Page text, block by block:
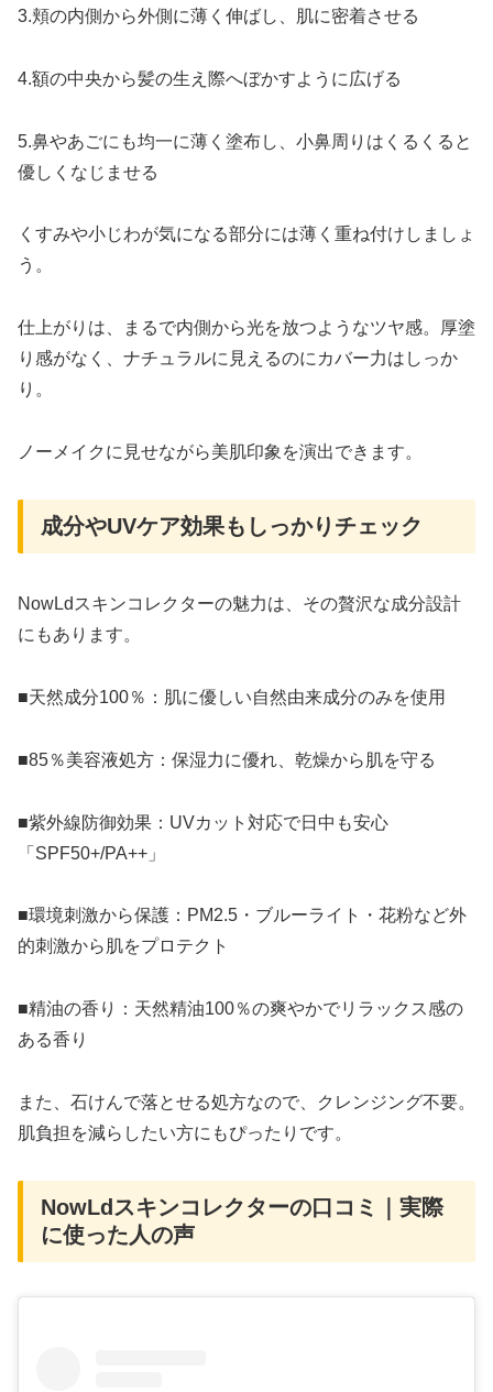
3.頬の内側から外側に薄く伸ばし、肌に密着させる
4.額の中央から髪の生え際へぼかすように広げる
5.鼻やあごにも均一に薄く塗布し、小鼻周りはくるくると
優しくなじませる
くすみや小じわが気になる部分には薄く重ね付けしましょ
う。
仕上がりは、まるで内側から光を放つようなツヤ感。厚塗
り感がなく、ナチュラルに見えるのにカバー力はしっか
り。
ノーメイクに見せながら美肌印象を演出できます。
成分やUVケア効果もしっかりチェック
NowLdスキンコレクターの魅力は、その贅沢な成分設計
にもあります。
■天然成分100％：肌に優しい自然由来成分のみを使用
■85％美容液処方：保湿力に優れ、乾燥から肌を守る
■紫外線防御効果：UVカット対応で日中も安心
「SPF50+/PA++」
■環境刺激から保護：PM2.5・ブルーライト・花粉など外
的刺激から肌をプロテクト
■精油の香り：天然精油100％の爽やかでリラックス感の
ある香り
また、石けんで落とせる処方なので、クレンジング不要。
肌負担を減らしたい方にもぴったりです。
NowLdスキンコレクターの口コミ｜実際
に使った人の声